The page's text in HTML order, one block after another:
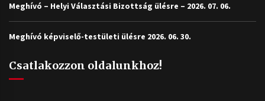
Meghívó – Helyi Választási Bizottság ülésre – 2026. 07. 06.
Meghívó képviselő-testületi ülésre 2026. 06. 30.
Csatlakozzon oldalunkhoz!